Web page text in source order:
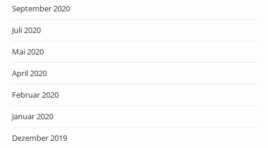
September 2020
Juli 2020
Mai 2020
April 2020
Februar 2020
Januar 2020
Dezember 2019